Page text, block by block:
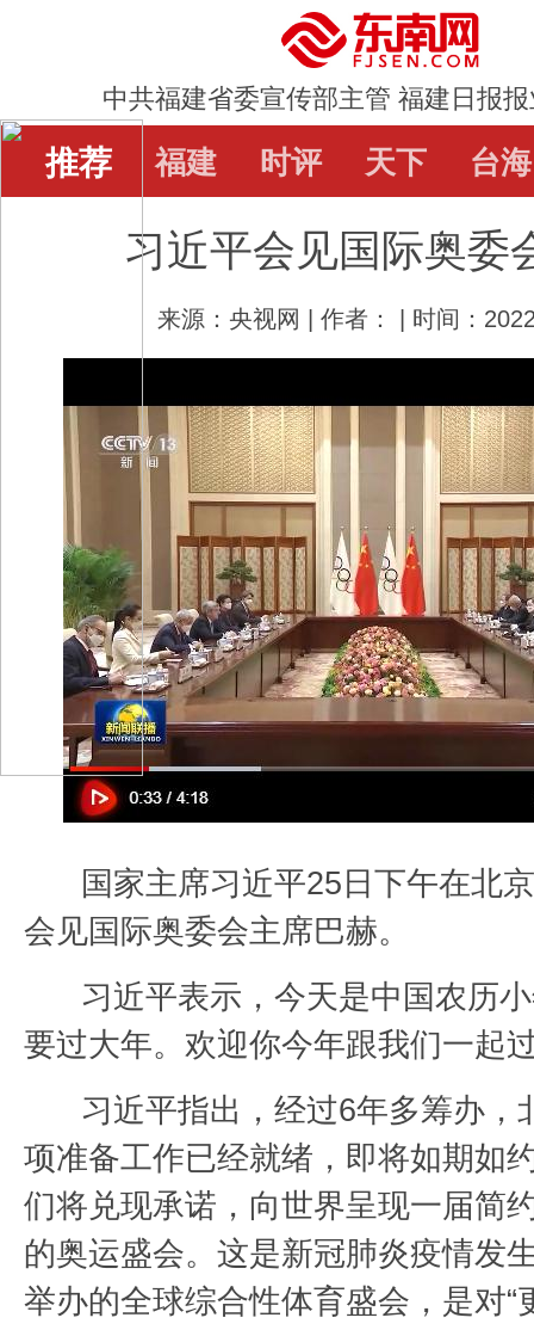
中共福建省委宣传部主管 福建日报
推荐 福建 时评 天下 台海
直通屏山 辟谣 教育 娱乐 体育
推荐 福建 时评 天下 台海
习近平会见国际奥委
来源：央视网 | 作者： | 时间：
国家主席习近平25日下午在北
会见国际奥委会主席巴赫。
习近平表示，今天是中国农历
要过大年。欢迎你今年跟我们一起
习近平指出，经过6年多筹办，
项准备工作已经就绪，即将如期如
们将兑现承诺，向世界呈现一届简
的奥运盛会。这是新冠肺炎疫情发
举办的全球综合性体育盛会，是对“